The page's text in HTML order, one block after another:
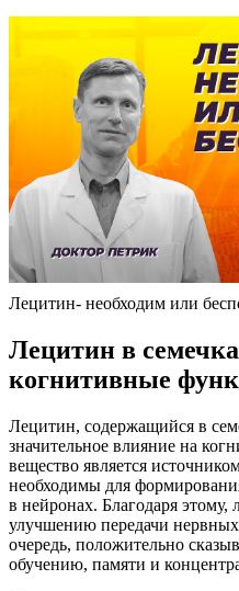
Лецитин- необходим или
Лецитин в
когнитивные
Лецитин, содержащийся в
значительное влияние на
вещество является
необходимы для
в нейронах. Благодаря этому,
улучшению передачи
очередь, положительно
обучению, памяти и